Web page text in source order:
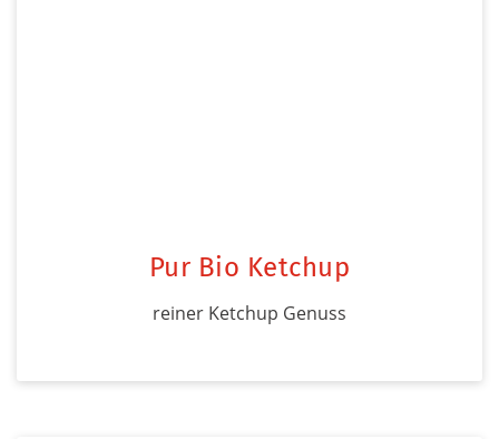
Pur Bio Ketchup
reiner Ketchup Genuss